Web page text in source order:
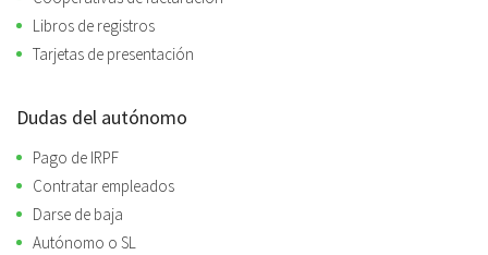
Libros de registros
Tarjetas de presentación
Dudas del autónomo
Pago de IRPF
Contratar empleados
Darse de baja
Autónomo o SL